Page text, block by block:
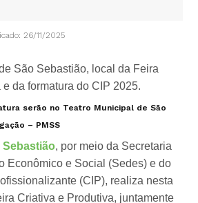
26/11/2025
serão no Teatro Municipal de São
– PMSS
Sebastião, por meio da Secretaria
Econômico e Social (Sedes) e do
(CIP), realiza nesta
Criativa e Produtiva, juntamente